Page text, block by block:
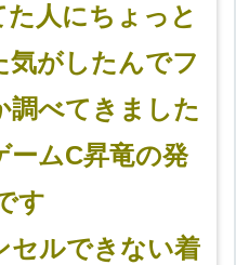
人にちょっと
気がしたんでフ
調べてきました
ームC昇竜の発
す
セルできない着